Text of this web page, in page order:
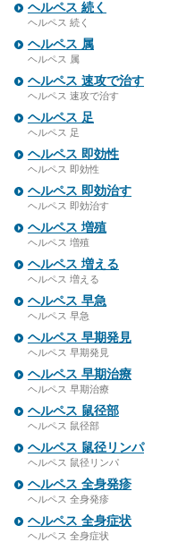
ヘルペス 続く
ヘルペス 続く
ヘルペス 属
ヘルペス 属
ヘルペス 速攻で治す
ヘルペス 速攻で治す
ヘルペス 足
ヘルペス 足
ヘルペス 即効性
ヘルペス 即効性
ヘルペス 即効治す
ヘルペス 即効治す
ヘルペス 増殖
ヘルペス 増殖
ヘルペス 増える
ヘルペス 増える
ヘルペス 早急
ヘルペス 早急
ヘルペス 早期発見
ヘルペス 早期発見
ヘルペス 早期治療
ヘルペス 早期治療
ヘルペス 鼠径部
ヘルペス 鼠径部
ヘルペス 鼠径リンパ
ヘルペス 鼠径リンパ
ヘルペス 全身発疹
ヘルペス 全身発疹
ヘルペス 全身症状
ヘルペス 全身症状